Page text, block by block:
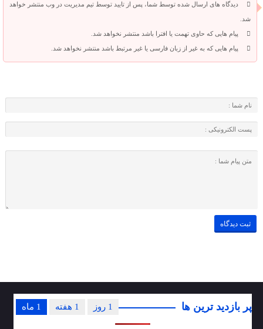
دیدگاه های ارسال شده توسط شما، پس از تایید توسط تیم مدیریت در وب منتشر خواهد
شد.
پیام هایی که حاوی تهمت یا افترا باشد منتشر نخواهد شد.
پیام هایی که به غیر از زبان فارسی یا غیر مرتبط باشد منتشر نخواهد شد.
پر بازدید ترین ها 1 ماه 1 هفته 1 روز